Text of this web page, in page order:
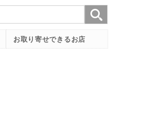
お取り寄せできるお店